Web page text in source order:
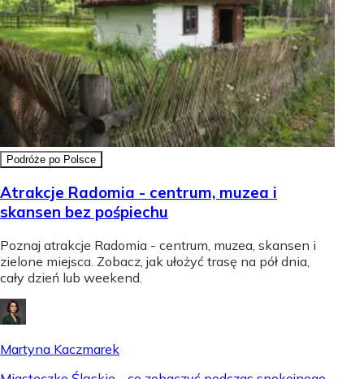
Podróże po Polsce
Atrakcje Radomia - centrum, muzea i
skansen bez pośpiechu
Poznaj atrakcje Radomia - centrum, muzea, skansen i
zielone miejsca. Zobacz, jak ułożyć trasę na pół dnia,
cały dzień lub weekend.
Martyna Kaczmarek